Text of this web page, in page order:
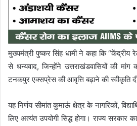
मुख्यमंत्री पुष्कर सिंह धामी ने कहा कि “केंद्रीय
से धन्यवाद, जिन्होंने उत्तराखंडवासियों की
टनकपुर एक्सप्रेस की आवृत्ति बढ़ाने की स्वीकृति
यह निर्णय सीमांत कुमाऊं क्षेत्र के नागरिकों,
लिए अत्यंत उपयोगी सिद्ध होगा। राज्य सरकार